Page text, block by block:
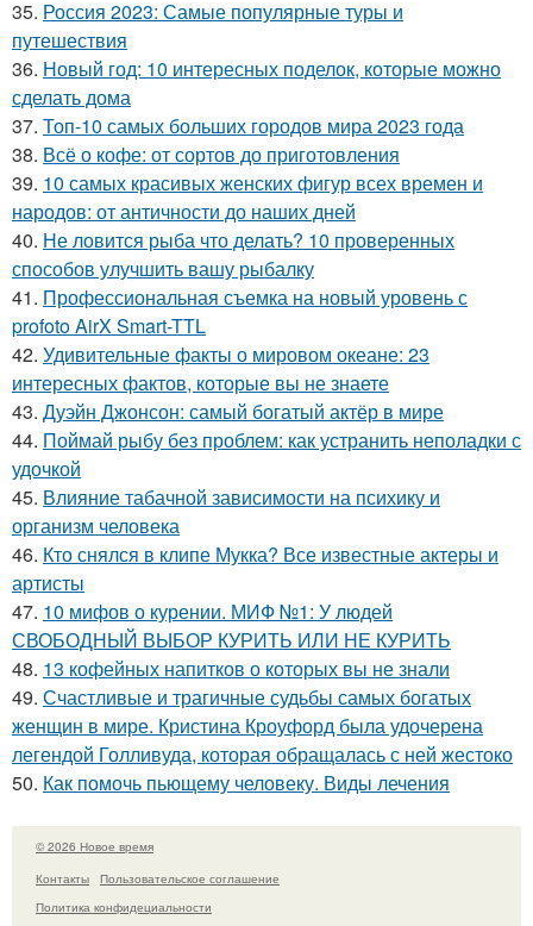
35. Россия 2023: Самые популярные туры и
путешествия
36. Новый год: 10 интересных поделок, которые можно
сделать дома
37. Топ-10 самых больших городов мира 2023 года
38. Всё о кофе: от сортов до приготовления
39. 10 самых красивых женских фигур всех времен и
народов: от античности до наших дней
40. Не ловится рыба что делать? 10 проверенных
способов улучшить вашу рыбалку
41. Профессиональная съемка на новый уровень с
profoto AirX Smart-TTL
42. Удивительные факты о мировом океане: 23
интересных фактов, которые вы не знаете
43. Дуэйн Джонсон: самый богатый актёр в мире
44. Поймай рыбу без проблем: как устранить неполадки с
удочкой
45. Влияние табачной зависимости на психику и
организм человека
46. Кто снялся в клипе Мукка? Все известные актеры и
артисты
47. 10 мифов о курении. МИФ №1: У людей
СВОБОДНЫЙ ВЫБОР КУРИТЬ ИЛИ НЕ КУРИТЬ
48. 13 кофейных напитков о которых вы не знали
49. Счастливые и трагичные судьбы самых богатых
женщин в мире. Кристина Кроуфорд была удочерена
легендой Голливуда, которая обращалась с ней жестоко
50. Как помочь пьющему человеку. Виды лечения
© 2026 Новое время
Контакты
Пользовательское соглашение
Политика конфидециальности